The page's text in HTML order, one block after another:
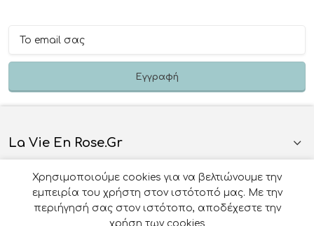
La Vie En Rose.gr
Πληροφορίες
Χρησιμοποιούμε cookies για να βελτιώνουμε την
εμπειρία του χρήστη στον ιστότοπό μας. Με την
περιήγησή σας στον ιστότοπο, αποδέχεστε την
χρήση των cookies